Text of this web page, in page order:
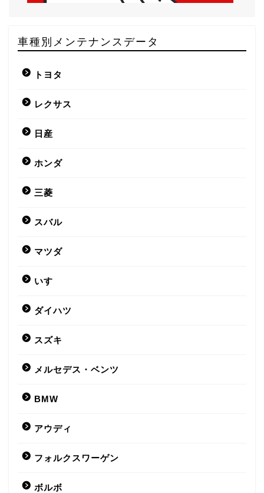
車種別メンテナンスデータ
トヨタ
レクサス
日産
ホンダ
三菱
スバル
マツダ
いすゞ
ダイハツ
スズキ
メルセデス・ベンツ
BMW
アウディ
フォルクスワーゲン
ボルボ